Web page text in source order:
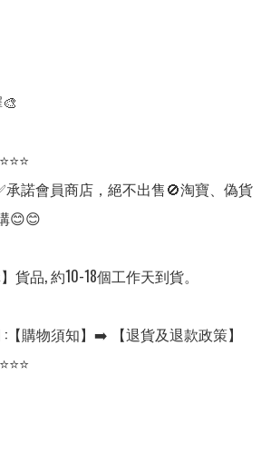
承諾會員商店，絕不出售🚫淘寶、偽貨
😊😊
貨品, 約10-18個工作天到貨。
【購物須知】➡️ 【退貨及退款政策】